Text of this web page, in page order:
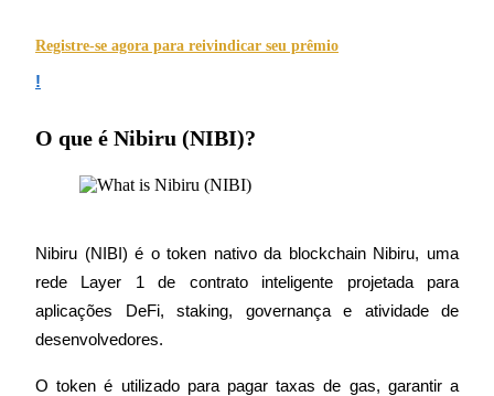
Informação
Registre-se agora para reivindicar seu prêmio
!
O que é Nibiru (NIBI)?
Nibiru (NIBI) é o token nativo da blockchain Nibiru, uma
rede Layer 1 de contrato inteligente projetada para
aplicações DeFi, staking, governança e atividade de
desenvolvedores.
O token é utilizado para pagar taxas de gas, garantir a